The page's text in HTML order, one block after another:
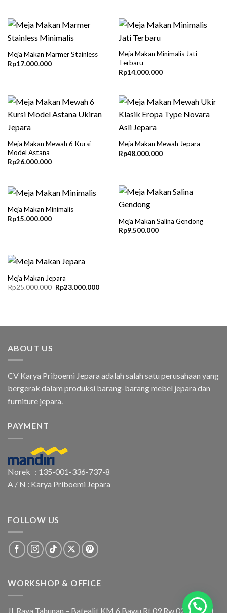
Meja Makan Marmer Stainless
Rp17.000.000
Meja Makan Minimalis Jati
Terbaru
Rp14.000.000
Meja Makan Mewah 6 Kursi
Model Astana
Rp26.000.000
Meja Makan Mewah Jepara
Rp48.000.000
Meja Makan Minimalis
Rp15.000.000
Meja Makan Salina Gendong
Rp9.500.000
Meja Makan Jepara
Rp25.000.000 Original
price
Rp23.000.000Current
ABOUT US
CV Karya Priboemi Jepara adalah salah satu perusahaan yang
bergerak dalam produksi barang-barang mebel jepara dan
furniture jepara.
PAYMENT
Norek : 135-001-336-737-8
A / N : Karya Priboemi Jepara
FOLLOW US
WORKSHOP & OFFICE
Jl. Raya Tahunan – Batealit KM 6 Bawu Rt 09 Rw 02 Batealit